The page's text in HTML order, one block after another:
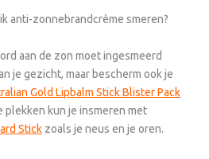
anti-zonnebrandcrème smeren?
aan de zon moet ingesmeerd
je gezicht, maar bescherm ook je
Gold Lipbalm Stick Blister Pack
plekken kun je insmeren met
Stick zoals je neus en je oren.